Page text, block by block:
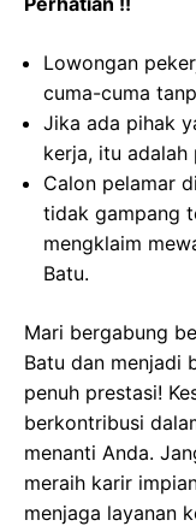
Lowongan
cuma-cuma
Jika ada pihak
kerja, itu adalah
Calon pelamar
tidak gampang
mengklaim
Batu.
Mari bergabung
Batu dan menjadi
penuh prestasi!
berkontribusi
menanti Anda.
meraih karir
menjaga layanan